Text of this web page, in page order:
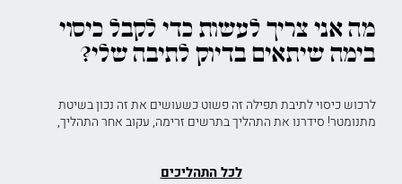
מה אני צריך לעשות כדי לקבל כיסוי
בימה שיתאים בדיוק לתיבה שלי?
לרכוש כיסוי לתיבת תפילה זה פשוט כשעושים את זה נכון בשיטת
מתנומטר! סידרנו את התהליך בתרשים זרימה, עקוב אחר התהליך,
לכל התהליכים